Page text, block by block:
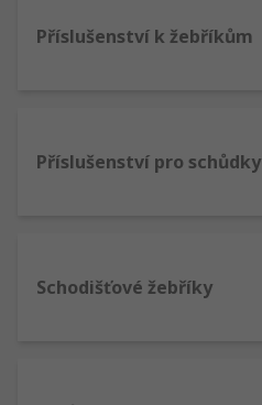
Příslušenství k žebříkům
Příslušenství pro schůdky
Schodišťové žebříky